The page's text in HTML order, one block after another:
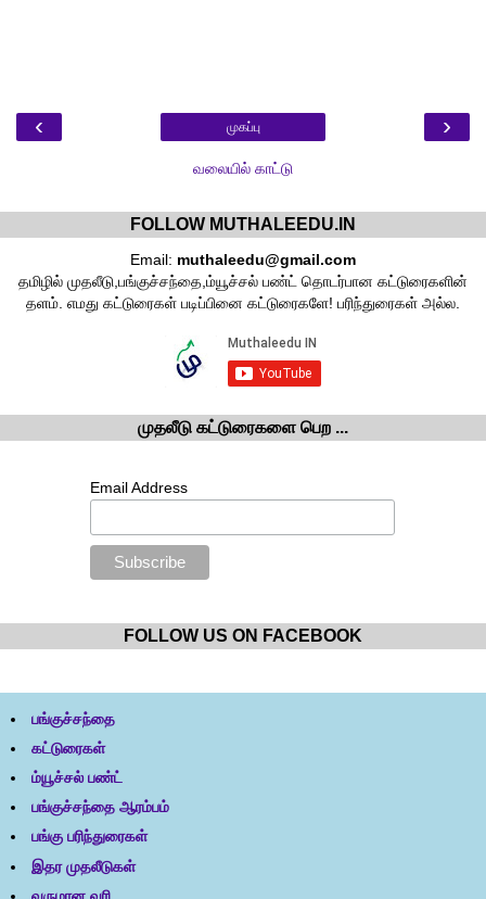
‹ ›
முகப்பு
வலையில் காட்டு
FOLLOW MUTHALEEDU.IN
Email: muthaleedu@gmail.com
தமிழில் முதலீடு,பங்குச்சந்தை,ம்யூச்சல் பண்ட் தொடர்பான கட்டுரைகளின்
தளம். எமது கட்டுரைகள் படிப்பினை கட்டுரைகளே! பரிந்துரைகள் அல்ல.
முதலீடு கட்டுரைகளை பெற ...
Email Address
FOLLOW US ON FACEBOOK
பங்குச்சந்தை
கட்டுரைகள்
ம்யூச்சல் பண்ட்
பங்குச்சந்தை ஆரம்பம்
பங்கு பரிந்துரைகள்
இதர முதலீடுகள்